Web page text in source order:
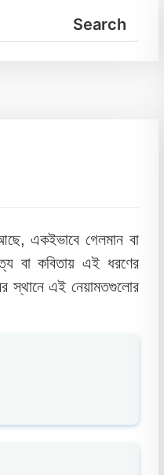
আছে, একইভাবে গেলমান বা
বা কবিতায় এই ধরণের
স্থানে এই নেয়ামতগুলোর